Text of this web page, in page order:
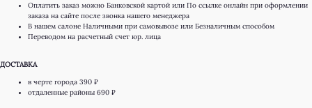
Оплатить заказ можно Банковской картой или По ссылке онлайн при оформлении
заказа на сайте после звонка нашего менеджера
В нашем салоне Наличными при самовывозе или Безналичным способом
Переводом на расчетный счет юр. лица
ДОСТАВКА
в черте города 390 ₽
отдаленные районы 690 ₽